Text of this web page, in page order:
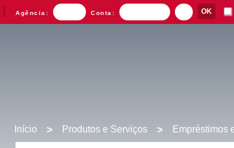
Início > Produtos e Serviços > Empréstimos
Agência: Conta: